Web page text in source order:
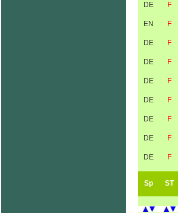
DE F
EN F
DE F
DE F
DE F
DE F
DE F
DE F
DE F
Sp ST